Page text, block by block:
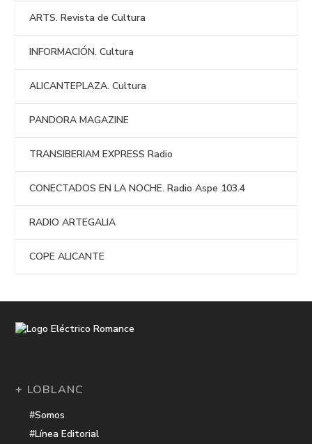
ARTS. Revista de Cultura
INFORMACIÓN. Cultura
ALICANTEPLAZA. Cultura
PANDORA MAGAZINE
TRANSIBERIAM EXPRESS Radio
CONECTADOS EN LA NOCHE. Radio Aspe 103.4
RADIO ARTEGALIA
COPE ALICANTE
+ LOBLANC
#Somos
#Línea Editorial